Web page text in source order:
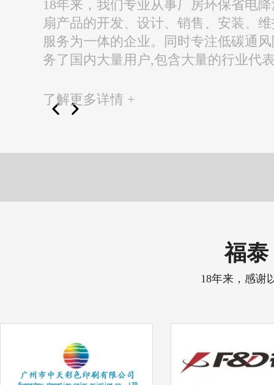
18年来，我们专业从事厂房环保省电
扇产品的开发、设计、销售、安装、
服务为一体的企业。同时专注低碳通
务了国内大量用户,包含大量的行业代
了解更多详情 +
福泰
18年来，感谢